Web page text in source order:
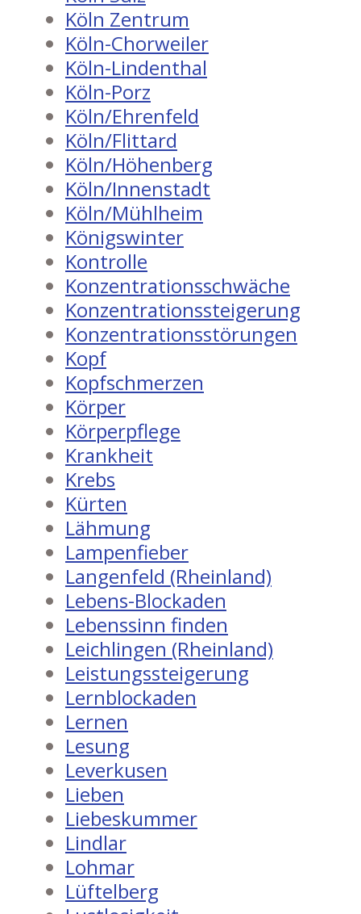
Köln Zentrum
Köln-Chorweiler
Köln-Lindenthal
Köln-Porz
Köln/Ehrenfeld
Köln/Flittard
Köln/Höhenberg
Köln/Innenstadt
Köln/Mühlheim
Königswinter
Kontrolle
Konzentrationsschwäche
Konzentrationssteigerung
Konzentrationsstörungen
Kopf
Kopfschmerzen
Körper
Körperpflege
Krankheit
Krebs
Kürten
Lähmung
Lampenfieber
Langenfeld (Rheinland)
Lebens-Blockaden
Lebenssinn finden
Leichlingen (Rheinland)
Leistungssteigerung
Lernblockaden
Lernen
Lesung
Leverkusen
Lieben
Liebeskummer
Lindlar
Lohmar
Lüftelberg